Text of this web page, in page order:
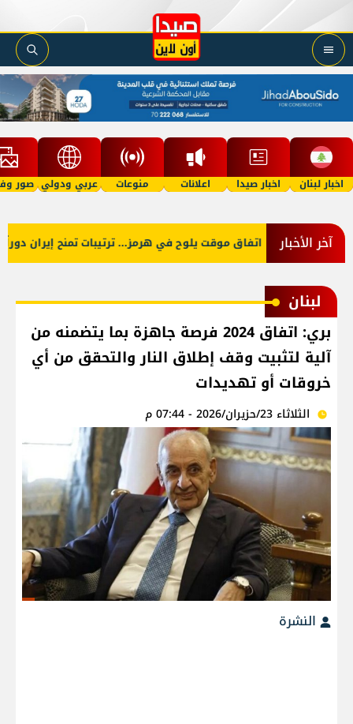
اخبار لبنان اخبار صيدا اعلانات منوعات عربي ودولي صور
آخر الأخبار اتفاق موقت يلوح في هرمز... ترتيبات تمنح إيران
لبنان
بري: اتفاق 2024 فرصة جاهزة بما يتضمنه من
آلية لتثبيت وقف إطلاق النار والتحقق من أي
خروقات أو تهديدات
الثلاثاء 23/حزيران/2026 - 07:44 م
النشرة